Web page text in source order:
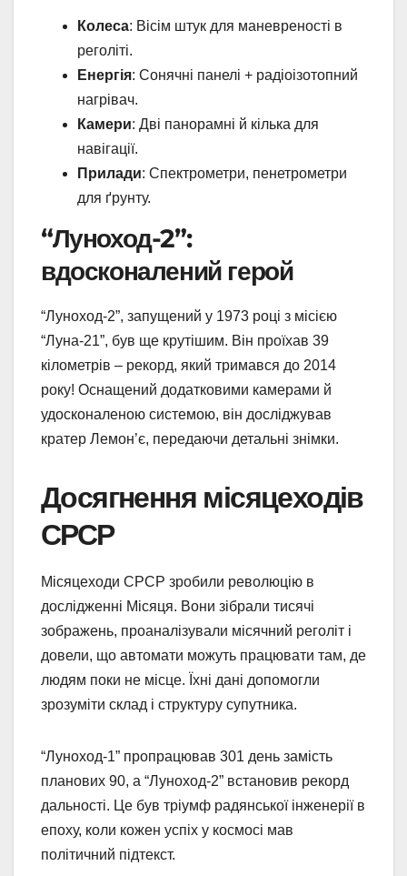
Колеса: Вісім штук для маневреності в
реголіті.
Енергія: Сонячні панелі + радіоізотопний
нагрівач.
Камери: Дві панорамні й кілька для
навігації.
Прилади: Спектрометри, пенетрометри
для ґрунту.
“Луноход-2”:
вдосконалений герой
“Луноход-2”, запущений у 1973 році з місією
“Луна-21”, був ще крутішим. Він проїхав 39
кілометрів – рекорд, який тримався до 2014
року! Оснащений додатковими камерами й
удосконаленою системою, він досліджував
кратер Лемон’є, передаючи детальні знімки.
Досягнення місяцеходів
СРСР
Місяцеходи СРСР зробили революцію в
дослідженні Місяця. Вони зібрали тисячі
зображень, проаналізували місячний реголіт і
довели, що автомати можуть працювати там, де
людям поки не місце. Їхні дані допомогли
зрозуміти склад і структуру супутника.
“Луноход-1” пропрацював 301 день замість
планових 90, а “Луноход-2” встановив рекорд
дальності. Це був тріумф радянської інженерії в
епоху, коли кожен успіх у космосі мав
політичний підтекст.